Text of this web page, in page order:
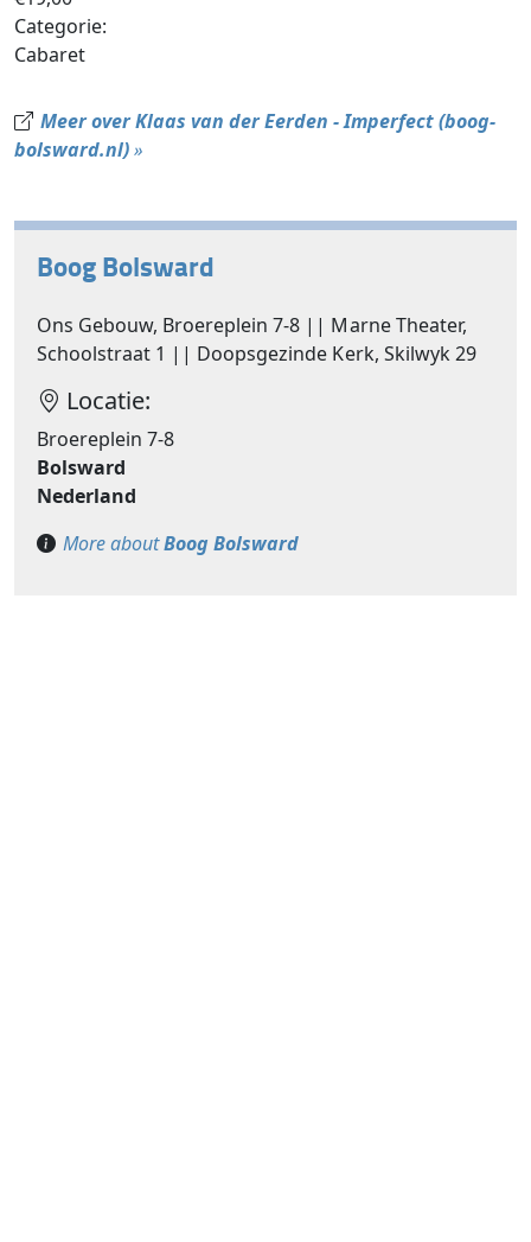
Categorie:
Cabaret
Meer over Klaas van der Eerden - Imperfect (boog-
bolsward.nl)»
Boog Bolsward
Ons Gebouw, Broereplein 7-8 || Marne Theater,
Schoolstraat 1 || Doopsgezinde Kerk, Skilwyk 29
Locatie:
Broereplein 7-8
Bolsward
Nederland
More aboutBoog Bolsward